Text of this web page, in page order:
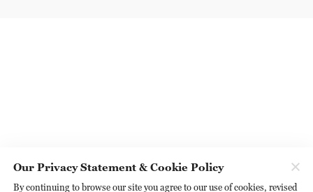
Our Privacy Statement & Cookie Policy
By continuing to browse our site you agree to our use of cookies, revised